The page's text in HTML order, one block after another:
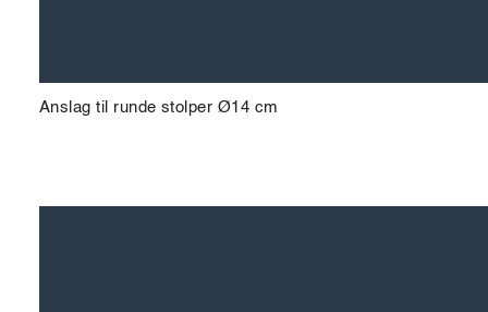
Anslag til runde stolper Ø14 cm